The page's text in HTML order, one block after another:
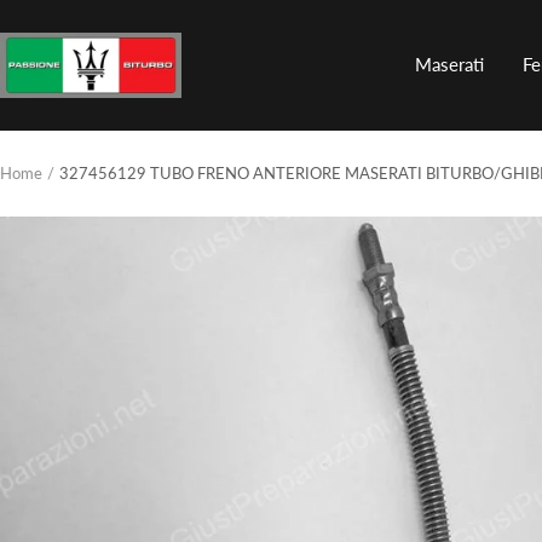
al
contenuto
Maserati
Passione
Biturbo
Home 327456129 TUBO FRENO ANTERIORE MASERATI BITURBO/